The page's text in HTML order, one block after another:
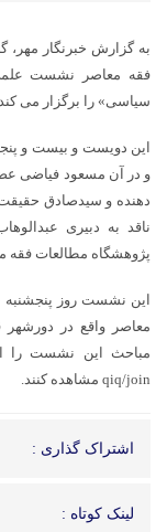
به گزارش خبرنگار
فقه معاصر نشست
سیاسی» را برگزار می
این دویست و بیست و
و در آن مسعود فیاضی
دهنده و سیدصادق
ناقد به دبیری
پژوهشگاه مطالعات فقه
معاصر واقع در دورشهر
qiq/join مشاهده کنند.
اشتراک گذاری :
لینک کوتاه :